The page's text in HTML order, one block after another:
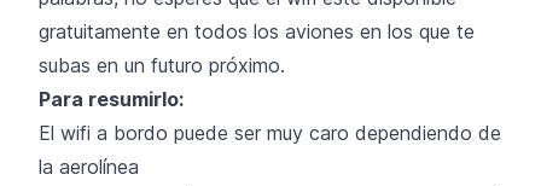
gratuitamente en todos los aviones en los que te
subas en un futuro próximo.
Para resumirlo:
El wifi a bordo puede ser muy caro dependiendo de
la aerolínea